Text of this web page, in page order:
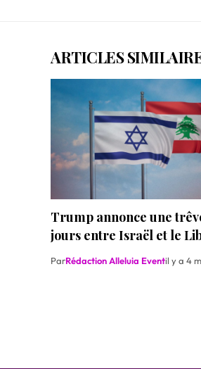
ARTICLES
Trump annonce une
jours entre Israël et le
ParRédaction Alleluia Eventil y a 4